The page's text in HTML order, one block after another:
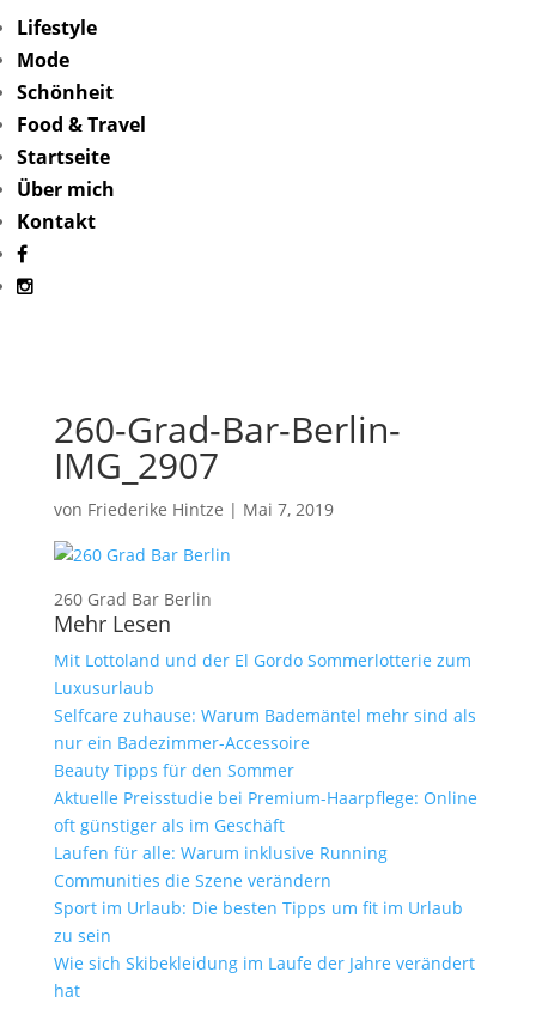
Lifestyle
Mode
Schönheit
Food & Travel
Startseite
Über mich
Kontakt
260-Grad-Bar-Berlin-
IMG_2907
von Friederike Hintze | Mai 7, 2019
260 Grad Bar Berlin
Mehr Lesen
Mit Lottoland und der El Gordo Sommerlotterie zum
Luxusurlaub
Selfcare zuhause: Warum Bademäntel mehr sind als
nur ein Badezimmer-Accessoire
Beauty Tipps für den Sommer
Aktuelle Preisstudie bei Premium-Haarpflege: Online
oft günstiger als im Geschäft
Laufen für alle: Warum inklusive Running
Communities die Szene verändern
Sport im Urlaub: Die besten Tipps um fit im Urlaub
zu sein
Wie sich Skibekleidung im Laufe der Jahre verändert
hat